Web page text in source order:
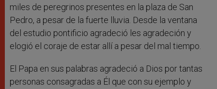
miles de peregrinos presentes en la plaza de San
Pedro, a pesar de la fuerte lluvia. Desde la ventana
del estudio pontificio agradeció les agradeción y
elogió el coraje de estar allí a pesar del mal tiempo.
El Papa en sus palabras agradeció a Dios por tantas
personas consagradas a Él que con su ejemplo y